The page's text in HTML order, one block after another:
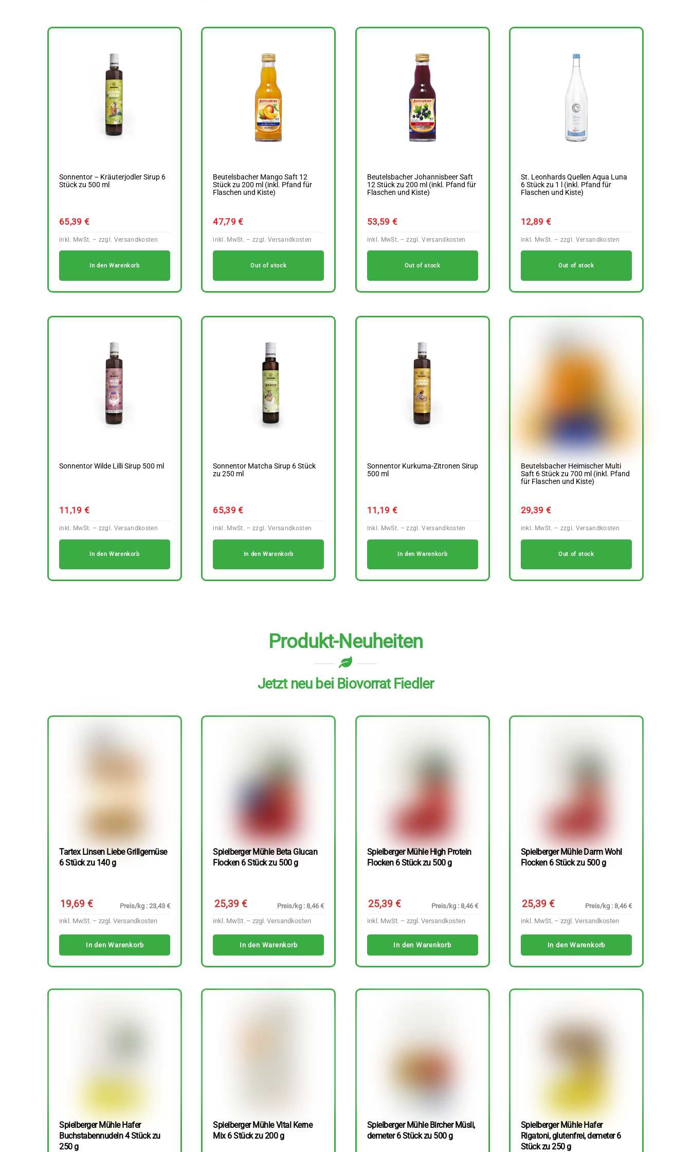
Sonnentor – Kräuterjodler Sirup 6
Stück zu 500 ml
65,39€
In den Warenkorb
Beutelsbacher Mango Saft 12
Stück zu 200 ml (inkl. Pfand für
Flaschen und Kiste)
47,79€
Out of stock
Beutelsbacher Johannisbeer Saft
12 Stück zu 200 ml (inkl. Pfand für
Flaschen und Kiste)
53,59 €
Out of stock
St. Leonhards Quellen Aqua Luna
6 Stück zu 1 l (inkl. Pfand für
Flaschen und Kiste)
12,89 €
Out of stock
Sonnentor Wilde Lilli Sirup 500 ml
11,19€
In den Warenkorb
Sonnentor Matcha Sirup 6 Stück
zu 250 ml
65,39€
In den Warenkorb
Sonnentor Kurkuma-Zitronen Sirup
500 ml
11,19 €
In den Warenkorb
Beutelsbacher Heimischer Multi
Saft 6 Stück zu 700 ml (inkl. Pfand
für Flaschen und Kiste)
29,39 €
Out of stock
Produkt-Neuheiten
Jetzt neu bei Biovorrat Fiedler
Tartex Linsen Liebe Grillgemüse
6 Stück zu 140 g
19,69€
Preis/kg : 23,43 €
inkl. MwSt. – zzgl. Versandkosten
In den Warenkorb
Spielberger Mühle Beta Glucan
Flocken 6 Stück zu 500 g
25,39 €
Preis/kg : 8,46 €
inkl. MwSt. – zzgl.Versandkosten
In den Warenkorb
Spielberger Mühle High Protein
Flocken 6 Stück zu 500 g
25,39 €
Preis/kg : 8,46 €
inkl. MwSt. – zzgl. Versandkosten
In den Warenkorb
Spielberger Mühle Darm Wohl
Flocken 6 Stück zu 500 g
25,39€
Preis/kg : 8,46 €
inkl. MwSt. – zzgl. Versandkosten
In den Warenkorb
Spielberger Mühle Hafer
Buchstabennudeln 4 Stück zu
250 g
Spielberger Mühle Vital Kerne
Mix 6 Stück zu 200 g
Spielberger Mühle Bircher Müsli,
demeter 6 Stück zu 500 g
Spielberger Mühle Hafer
Rigatoni, glutenfrei, demeter 6
Stück zu 250 g